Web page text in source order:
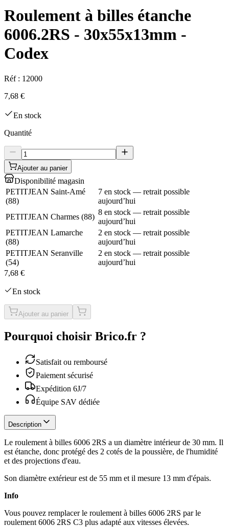
Roulement à billes étanche
6006.2RS - 30x55x13mm -
Codex
Réf : 12000
7,68 €
En stock
Quantité
Ajouter au panier
Disponibilité magasin
PETITJEAN Saint-Amé
(88)
7 en stock — retrait possible
aujourd’hui
PETITJEAN Charmes (88)
8 en stock — retrait possible
aujourd’hui
PETITJEAN Lamarche
(88)
2 en stock — retrait possible
aujourd’hui
PETITJEAN Seranville
(54)
2 en stock — retrait possible
aujourd’hui
7,68 €
En stock
Ajouter au panier
Pourquoi choisir Brico.fr ?
Satisfait ou remboursé
Paiement sécurisé
Expédition 6J/7
Équipe SAV dédiée
Description
Le roulement à billes 6006 2RS a un diamètre intérieur de 30 mm. Il
est étanche, donc protégé des 2 cotés de la poussière, de l'humidité
et des projections d'eau.
Son diamètre extérieur est de 55 mm et il mesure 13 mm d'épais.
Info
Vous pouvez remplacer le roulement à billes 6006 2RS par le
roulement 6006 2RS C3 plus adapté aux vitesses élevées.